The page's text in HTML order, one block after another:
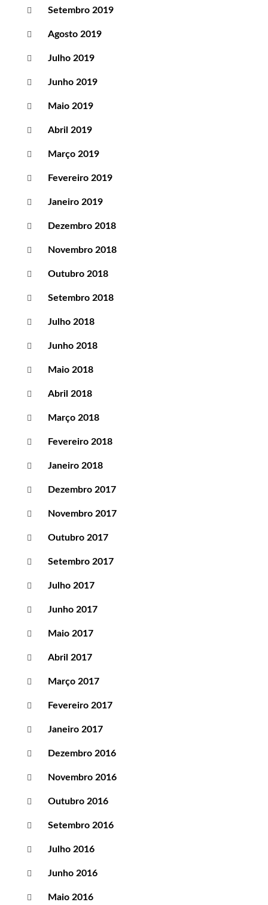
Setembro 2019
Agosto 2019
Julho 2019
Junho 2019
Maio 2019
Abril 2019
Março 2019
Fevereiro 2019
Janeiro 2019
Dezembro 2018
Novembro 2018
Outubro 2018
Setembro 2018
Julho 2018
Junho 2018
Maio 2018
Abril 2018
Março 2018
Fevereiro 2018
Janeiro 2018
Dezembro 2017
Novembro 2017
Outubro 2017
Setembro 2017
Julho 2017
Junho 2017
Maio 2017
Abril 2017
Março 2017
Fevereiro 2017
Janeiro 2017
Dezembro 2016
Novembro 2016
Outubro 2016
Setembro 2016
Julho 2016
Junho 2016
Maio 2016